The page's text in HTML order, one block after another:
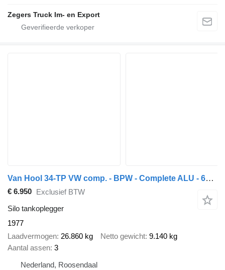
Zegers Truck Im- en Export
Van Hool 34-TP VW comp. - BPW - Complete ALU - 65.148
€ 6.950 Exclusief BTW
Silo tankoplegger
1977
Laadvermogen 26.860 kg Netto gewicht 9.140 kg
Aantal assen 3
Nederland, Roosendaal